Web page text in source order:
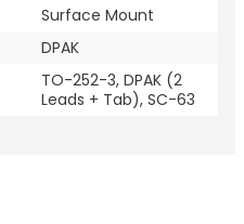
Surface Mount
DPAK
TO-252-3, DPAK (2
Leads + Tab), SC-63